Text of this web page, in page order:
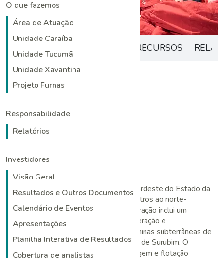
O que fazemos
Área de Atuação
Unidade Caraíba
Unidade Tucumã
Unidade Xavantina
Projeto Furnas
Responsabilidade
Relatórios
Investidores
Visão Geral
Resultados e Outros Documentos
Calendário de Eventos
Apresentações
Planilha Interativa de Resultados
Cobertura de analistas
RESERVAS E RECURSOS
A Unidade Caraíba está localizada no nordeste do Estado da
Bahia, a aproximadamente 385 quilômetros ao norte-
noroeste da capital, Salvador. Essa operação inclui um
complexo totalmente integrado de mineração e
beneficiamento de cobre, que inclui as minas subterrâneas de
Pilar e Vermelhos e a mina a céu aberto de Surubim. O
minério é processado por meio de britagem e flotação